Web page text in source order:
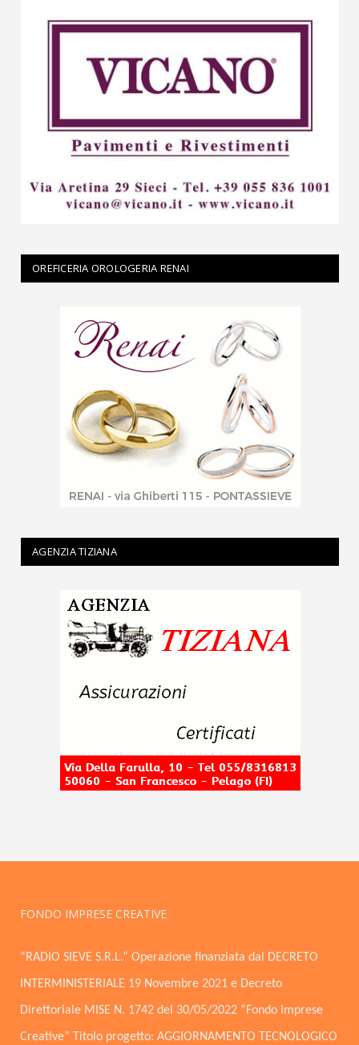
OREFICERIA OROLOGERIA RENAI
AGENZIA TIZIANA
FONDO IMPRESE CREATIVE
“RADIO SIEVE S.R.L.” Operazione finanziata dal DECRETO
INTERMINISTERIALE 19 Novembre 2021 e Decreto
Direttoriale MISE N. 1742 del 30/05/2022 “Fondo Imprese
Creative” Titolo progetto: AGGIORNAMENTO TECNOLOGICO